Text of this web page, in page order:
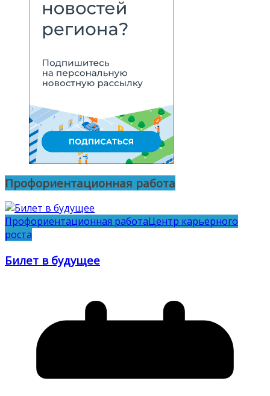
Профориентационная работа
Профориентационная работаЦентр карьерного
роста
Билет в будущее